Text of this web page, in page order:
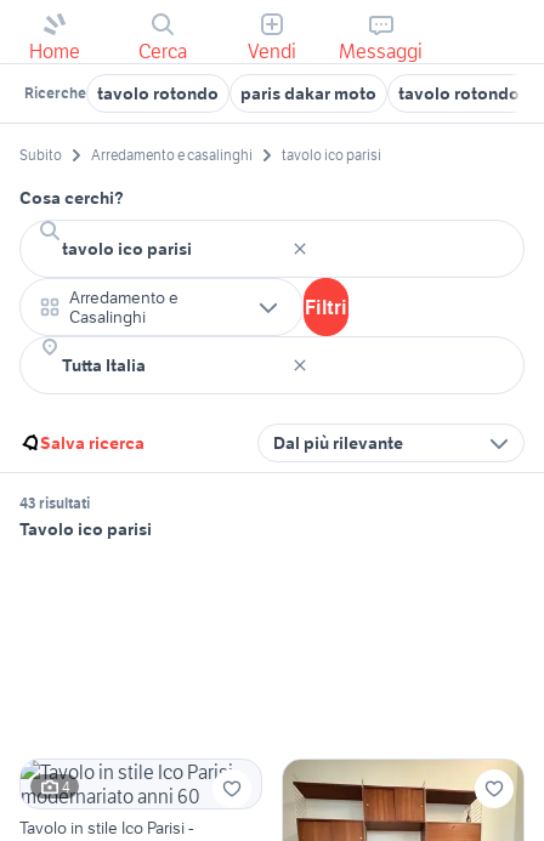
Home Cerca Vendi Messaggi
Ricerche tavolo rotondo paris dakar moto tavolo rotondo
Subito Arredamento e casalinghi tavolo ico parisi
Cosa cerchi?
Arredamento e
Casalinghi
Filtri
Salva ricerca Dal più rilevante
43 risultati
Tavolo ico parisi
4
Tavolo in stile Ico Parisi -